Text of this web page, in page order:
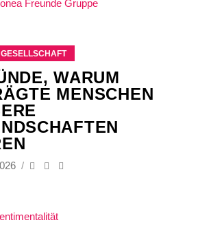
WARUM
MENSCHEN